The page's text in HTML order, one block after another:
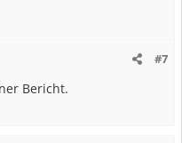
#7
Bericht.